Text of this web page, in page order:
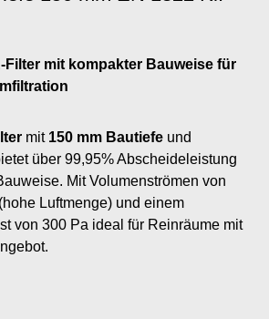
Filter mit kompakter Bauweise für
mit 150 mm Bautiefe und
über 99,95% Abscheideleistung
Mit Volumenströmen von
Luftmenge) und einem
von 300 Pa ideal für Reinräume mit